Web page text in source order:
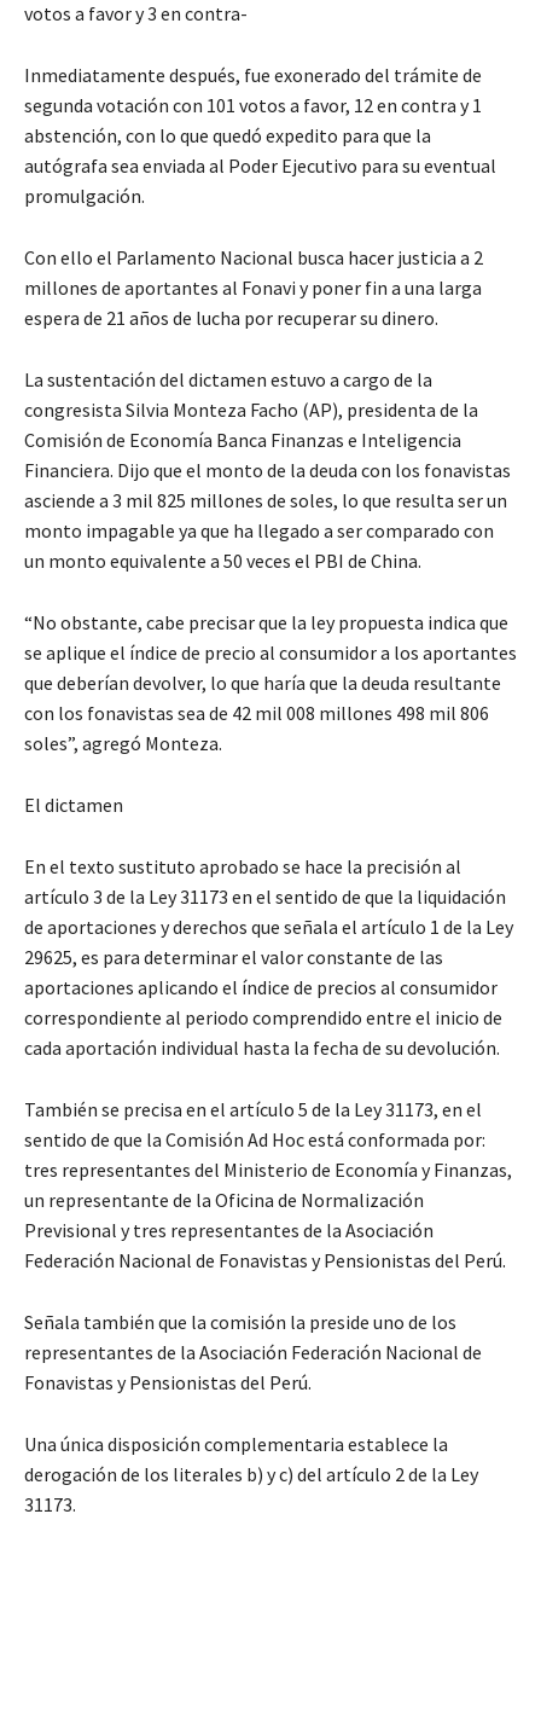
votos a favor y 3 en contra-
Inmediatamente después, fue exonerado del trámite de
segunda votación con 101 votos a favor, 12 en contra y 1
abstención, con lo que quedó expedito para que la
autógrafa sea enviada al Poder Ejecutivo para su eventual
promulgación.
Con ello el Parlamento Nacional busca hacer justicia a 2
millones de aportantes al Fonavi y poner fin a una larga
espera de 21 años de lucha por recuperar su dinero.
La sustentación del dictamen estuvo a cargo de la
congresista Silvia Monteza Facho (AP), presidenta de la
Comisión de Economía Banca Finanzas e Inteligencia
Financiera. Dijo que el monto de la deuda con los fonavistas
asciende a 3 mil 825 millones de soles, lo que resulta ser un
monto impagable ya que ha llegado a ser comparado con
un monto equivalente a 50 veces el PBI de China.
“No obstante, cabe precisar que la ley propuesta indica que
se aplique el índice de precio al consumidor a los aportantes
que deberían devolver, lo que haría que la deuda resultante
con los fonavistas sea de 42 mil 008 millones 498 mil 806
soles”, agregó Monteza.
El dictamen
En el texto sustituto aprobado se hace la precisión al
artículo 3 de la Ley 31173 en el sentido de que la liquidación
de aportaciones y derechos que señala el artículo 1 de la Ley
29625, es para determinar el valor constante de las
aportaciones aplicando el índice de precios al consumidor
correspondiente al periodo comprendido entre el inicio de
cada aportación individual hasta la fecha de su devolución.
También se precisa en el artículo 5 de la Ley 31173, en el
sentido de que la Comisión Ad Hoc está conformada por:
tres representantes del Ministerio de Economía y Finanzas,
un representante de la Oficina de Normalización
Previsional y tres representantes de la Asociación
Federación Nacional de Fonavistas y Pensionistas del Perú.
Señala también que la comisión la preside uno de los
representantes de la Asociación Federación Nacional de
Fonavistas y Pensionistas del Perú.
Una única disposición complementaria establece la
derogación de los literales b) y c) del artículo 2 de la Ley
31173.